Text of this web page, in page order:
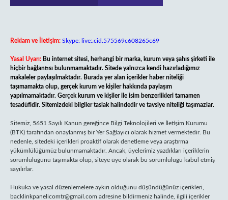
Reklam ve İletişim: Skype: live:.cid.575569c608265c69
Yasal Uyarı: Bu internet sitesi, herhangi bir marka, kurum veya şahıs şirketi ile
hiçbir bağlantısı bulunmamaktadır. Sitede yalnızca kendi hazırladığımız
makaleler paylaşılmaktadır. Burada yer alan içerikler haber niteliği
taşımamakta olup, gerçek kurum ve kişiler hakkında paylaşım
yapılmamaktadır. Gerçek kurum ve kişiler ile isim benzerlikleri tamamen
tesadüfidir. Sitemizdeki bilgiler taslak halindedir ve tavsiye niteliği taşımazlar.
Sitemiz, 5651 Sayılı Kanun gereğince Bilgi Teknolojileri ve İletişim Kurumu
(BTK) tarafından onaylanmış bir Yer Sağlayıcı olarak hizmet vermektedir. Bu
nedenle, sitedeki içerikleri proaktif olarak denetleme veya araştırma
yükümlülüğümüz bulunmamaktadır. Ancak, üyelerimiz yazdıkları içeriklerin
sorumluluğunu taşımakta olup, siteye üye olarak bu sorumluluğu kabul etmiş
sayılırlar.
Hukuka ve yasal düzenlemelere aykırı olduğunu düşündüğünüz içerikleri,
backlinkpanelicomtr@gmail.com adresine bildirmeniz halinde, ilgili içerikler